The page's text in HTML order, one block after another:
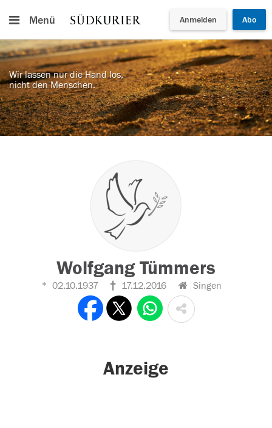
Menü Anmelden Abo
Wir lassen nur die Hand los,
nicht den Menschen.
Wolfgang Tümmers
02.10.1937 17.12.2016 Singen
Anzeige